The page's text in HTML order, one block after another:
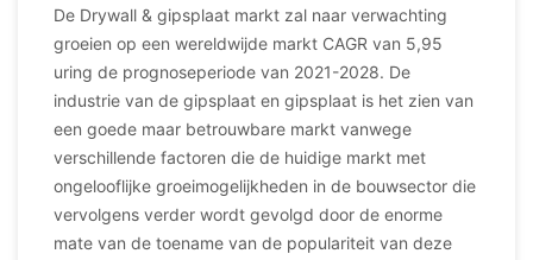
De Drywall & gipsplaat markt zal naar verwachting
groeien op een wereldwijde markt CAGR van 5,95
uring de prognoseperiode van 2021-2028. De
industrie van de gipsplaat en gipsplaat is het zien van
een goede maar betrouwbare markt vanwege
verschillende factoren die de huidige markt met
ongelooflijke groeimogelijkheden in de bouwsector die
vervolgens verder wordt gevolgd door de enorme
mate van de toename van de populariteit van deze